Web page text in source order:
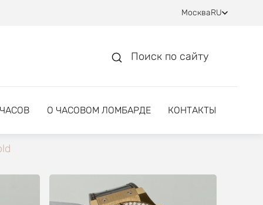
МоскваRU
Поиск по сайту
О ЧАСОВОМ ЛОМБАРДЕ КОНТАКТЫ